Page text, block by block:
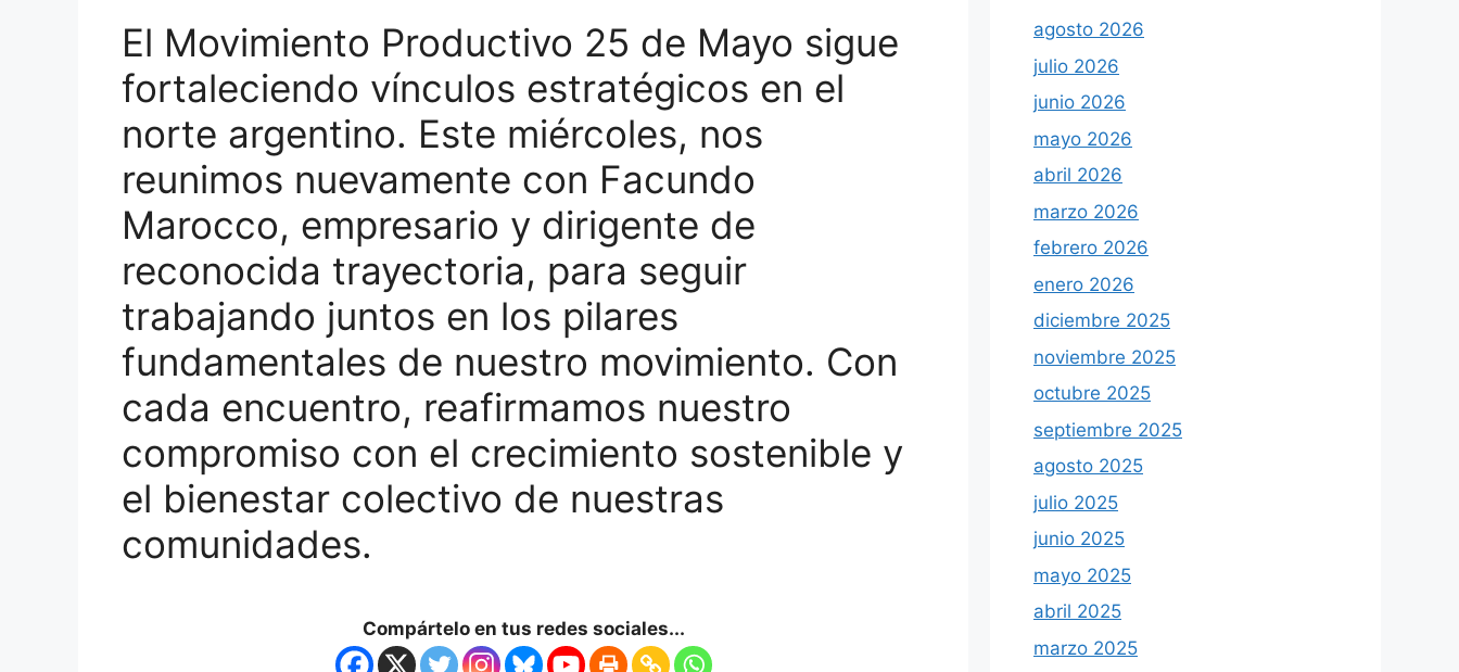
El Movimiento Productivo 25 de Mayo sigue
fortaleciendo vínculos estratégicos en el
norte argentino. Este miércoles, nos
reunimos nuevamente con Facundo
Marocco, empresario y dirigente de
reconocida trayectoria, para seguir
trabajando juntos en los pilares
fundamentales de nuestro movimiento. Con
cada encuentro, reafirmamos nuestro
compromiso con el crecimiento sostenible y
el bienestar colectivo de nuestras
comunidades.
Compártelo en tus redes sociales...
agosto 2026
julio 2026
junio 2026
mayo 2026
abril 2026
marzo 2026
febrero 2026
enero 2026
diciembre 2025
noviembre 2025
octubre 2025
septiembre 2025
agosto 2025
julio 2025
junio 2025
mayo 2025
abril 2025
marzo 2025